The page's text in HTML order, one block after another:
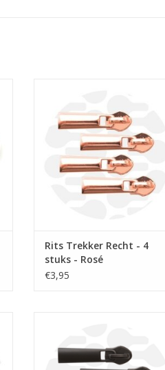
Basis rits schuiver voor
spiraalrits 6mm op rol.
TOEVOEGEN AAN WINKELWAGEN
Rits Trekker Recht - 4
stuks - Rosé
€3,95
Basis rits schuiver voor
spiraalrits 6mm op rol.